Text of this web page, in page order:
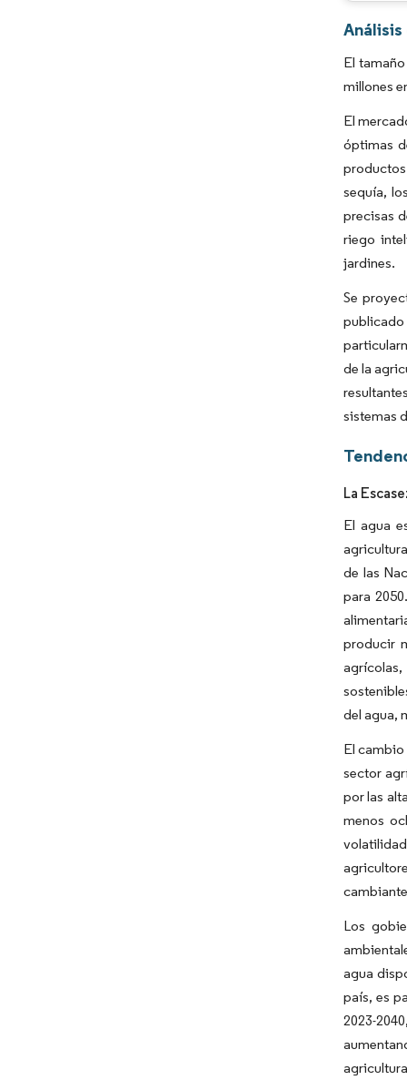
El
millones
El
óptimas
sequía,
precisas
riego
jardines.
Se
de la
sistemas
La
El agua
de las
para
producir
del agua,
El
sector
por las
menos
Los
agua
país, es
2023-